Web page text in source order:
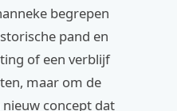
begrepen
pand en
of een verblijf
maar om de
concept dat